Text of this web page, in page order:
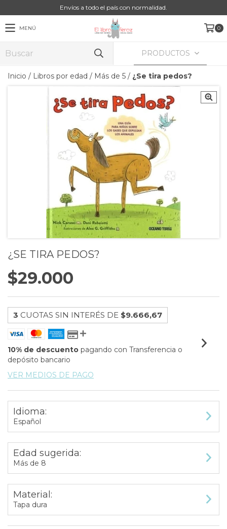
Envíos a todo el país con normalidad.
MENÚ 0
PRODUCTOS
Inicio / Libros por edad / Más de 5 / ¿Se tira pedos?
¿SE TIRA PEDOS?
$29.000
3 CUOTAS SIN INTERÉS DE $9.666,67
10% de descuento pagando con Transferencia o
depósito bancario
VER MEDIOS DE PAGO
Idioma:
Español
Edad sugerida:
Más de 8
Material:
Tapa dura